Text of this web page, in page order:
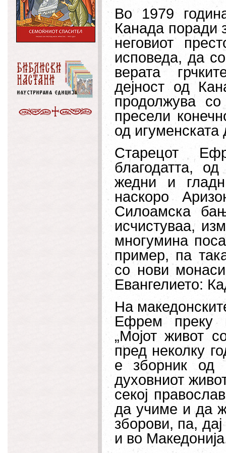
Во 1979
Канада поради
неговиот
исповеда, да
верата
дејност од
продолжува
пресели
од игуменската
Старецот
благодатта,
жедни и
наскоро
Силоамска
исчистуваа,
многумина
пример, па
со нови
Евангелието:
На
Ефрем преку
„Мојот живот
пред неколку
е зборник од
духовниот
секој
да учиме и да
зборови, па,
и во